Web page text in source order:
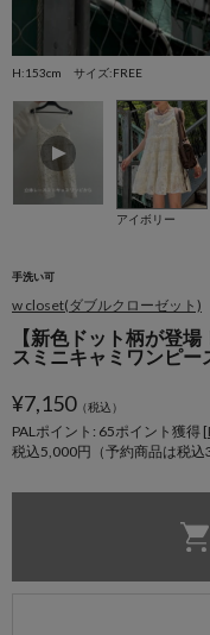
H:153cm サイズ:FREE
アイボリー
手洗い可
w closet(ダブルクローゼット)
【新色ドット柄が登
スミニキャミワンピー
¥7,150（税込）
PALポイント: 65ポイント獲得 [
税込5,000円（予約商品は税